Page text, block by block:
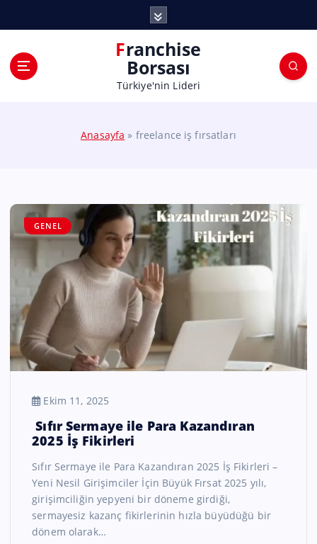
Franchise
Borsası
Türkiye'nin Lideri
Anasayfa » freelance iş fırsatları
GENEL
Ekim 11, 2025
Sıfır Sermaye ile Para Kazandıran
2025 İş Fikirleri
Sıfır Sermaye ile Para Kazandıran 2025 İş Fikirleri –
Yeni Nesil Girişimciler İçin Büyük Fırsat 2025 yılı,
girişimciliğin yepyeni bir döneme girdiği,
sermayesiz kazanç fikirlerinin hızla büyüdüğü bir
dönem olarak…